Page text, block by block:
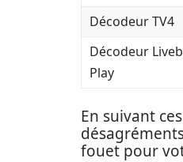
Décodeur TV4
Décodeur
Play
En suivant
fouet pour